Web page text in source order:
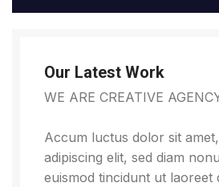
Our Latest Work
WE ARE CREATIVE
Accum luctus dolor sit
adipiscing elit, sed diam
euismod tincidunt ut laoreet